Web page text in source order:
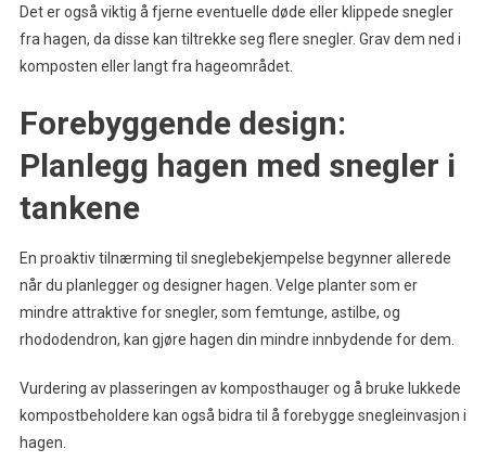
Det er også viktig å fjerne eventuelle døde eller klippede snegler
fra hagen, da disse kan tiltrekke seg flere snegler. Grav dem ned i
komposten eller langt fra hageområdet.
Forebyggende design:
Planlegg hagen med snegler i
tankene
En proaktiv tilnærming til sneglebekjempelse begynner allerede
når du planlegger og designer hagen. Velge planter som er
mindre attraktive for snegler, som femtunge, astilbe, og
rhododendron, kan gjøre hagen din mindre innbydende for dem.
Vurdering av plasseringen av komposthauger og å bruke lukkede
kompostbeholdere kan også bidra til å forebygge snegleinvasjon i
hagen.